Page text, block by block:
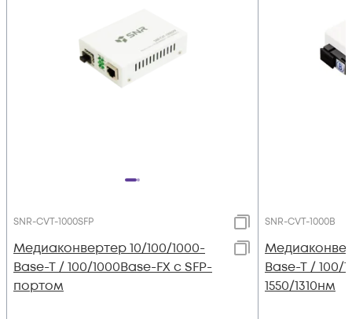
SNR-CVT-1000SFP
Медиаконвертер 10/100/1000-
Base-T / 100/1000Base-FX с SFP-
портом
SNR-CVT-1000B
Base-T / 100/
1550/1310нм